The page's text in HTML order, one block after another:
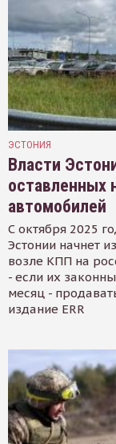
ЭСТОНИЯ
Власти
оставленных
автомобилей
С октября 2025
Эстонии начнет
возле КПП на
- если их
месяц -
издание ERR